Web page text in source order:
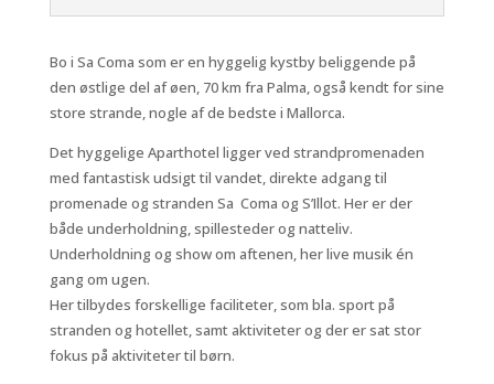
Bo i Sa Coma som er en hyggelig kystby beliggende på
den østlige del af øen, 70 km fra Palma, også kendt for sine
store strande, nogle af de bedste i Mallorca.
Det hyggelige Aparthotel ligger ved strandpromenaden
med fantastisk udsigt til vandet, direkte adgang til
promenade og stranden Sa Coma og S’Illot. Her er der
både underholdning, spillesteder og natteliv.
Underholdning og show om aftenen, her live musik én
gang om ugen.
Her tilbydes forskellige faciliteter, som bla. sport på
stranden og hotellet, samt aktiviteter og der er sat stor
fokus på aktiviteter til børn.